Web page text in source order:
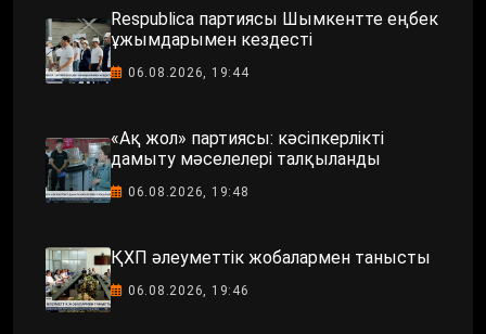
Respublica партиясы Шымкентте еңбек
ұжымдарымен кездесті
06.08.2026, 19:44
«Ақ жол» партиясы: кәсіпкерлікті
дамыту мәселелері талқыланды
06.08.2026, 19:48
ҚХП әлеуметтік жобалармен танысты
06.08.2026, 19:46